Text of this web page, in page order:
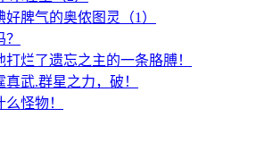
脾气的奥侬图灵（1）
烂了遗忘之主的一条胳膊！
武.群星之力，破！
怪物！